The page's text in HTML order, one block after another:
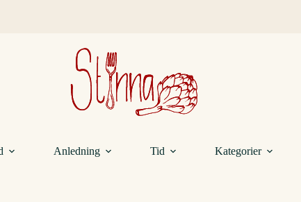
Anledning Tid Kategorier